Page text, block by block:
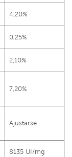
4,20%
0,25%
2,10%
7,20%
Ajustarse
8135 UI/mg